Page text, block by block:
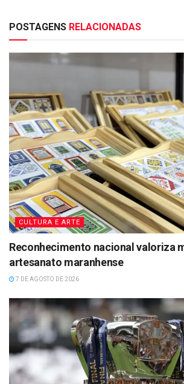
POSTAGENS RELACIONADAS
CULTURA E ARTE
Reconhecimento nacional valoriza
artesanato maranhense
7 DE AGOSTO DE 2026